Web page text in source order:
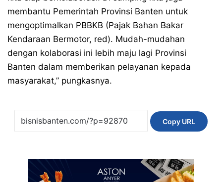
membantu Pemerintah Provinsi Banten untuk
mengoptimalkan PBBKB (Pajak Bahan Bakar
Kendaraan Bermotor, red). Mudah-mudahan
dengan kolaborasi ini lebih maju lagi Provinsi
Banten dalam memberikan pelayanan kepada
masyarakat,” pungkasnya.
Copy URL